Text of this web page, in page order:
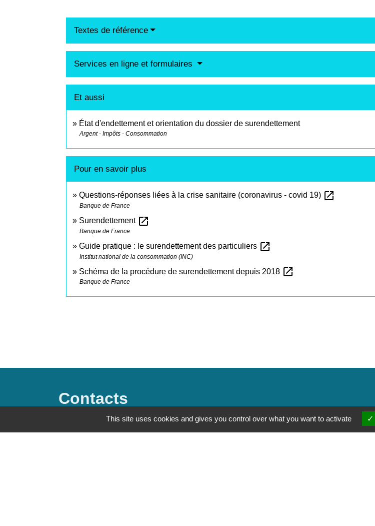
Textes de référence
Services en ligne et formulaires
Et aussi
État d'endettement et orientation du dossier de surendettement
Argent - Impôts - Consommation
Pour en savoir plus
Questions-réponses liées à la crise sanitaire (coronavirus - covid 19) open_in_new
Banque de France
Surendettement open_in_new
Banque de France
Guide pratique : le surendettement des particuliers open_in_new
Institut national de la consommation (INC)
Schéma de la procédure de surendettement depuis 2018 open_in_new
Banque de France
Contacts
Commune de Saint-Mesmes
This site uses cookies and gives you control over what you want to activate